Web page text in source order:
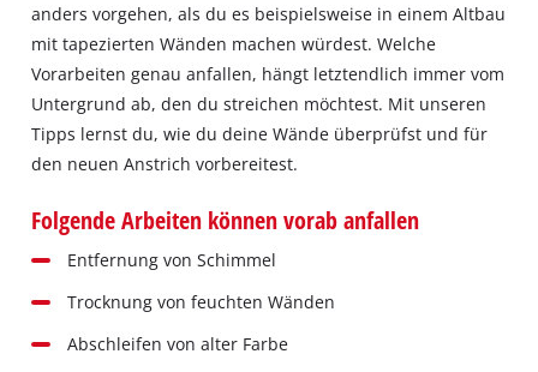
anders vorgehen, als du es beispielsweise in einem Altbau
mit tapezierten Wänden machen würdest. Welche
Vorarbeiten genau anfallen, hängt letztendlich immer vom
Untergrund ab, den du streichen möchtest. Mit unseren
Tipps lernst du, wie du deine Wände überprüfst und für
den neuen Anstrich vorbereitest.
Folgende Arbeiten können vorab anfallen
Entfernung von Schimmel
Trocknung von feuchten Wänden
Abschleifen von alter Farbe